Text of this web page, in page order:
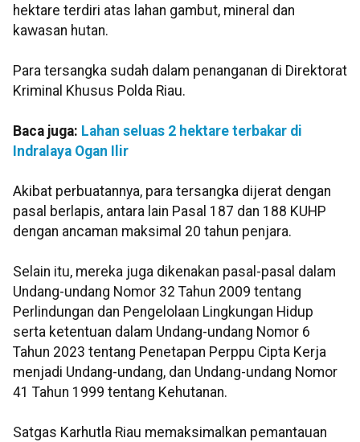
hektare terdiri atas lahan gambut, mineral dan
kawasan hutan.
Para tersangka sudah dalam penanganan di Direktorat
Kriminal Khusus Polda Riau.
Baca juga: Lahan seluas 2 hektare terbakar di
Indralaya Ogan Ilir
Akibat perbuatannya, para tersangka dijerat dengan
pasal berlapis, antara lain Pasal 187 dan 188 KUHP
dengan ancaman maksimal 20 tahun penjara.
Selain itu, mereka juga dikenakan pasal-pasal dalam
Undang-undang Nomor 32 Tahun 2009 tentang
Perlindungan dan Pengelolaan Lingkungan Hidup
serta ketentuan dalam Undang-undang Nomor 6
Tahun 2023 tentang Penetapan Perppu Cipta Kerja
menjadi Undang-undang, dan Undang-undang Nomor
41 Tahun 1999 tentang Kehutanan.
Satgas Karhutla Riau memaksimalkan pemantauan